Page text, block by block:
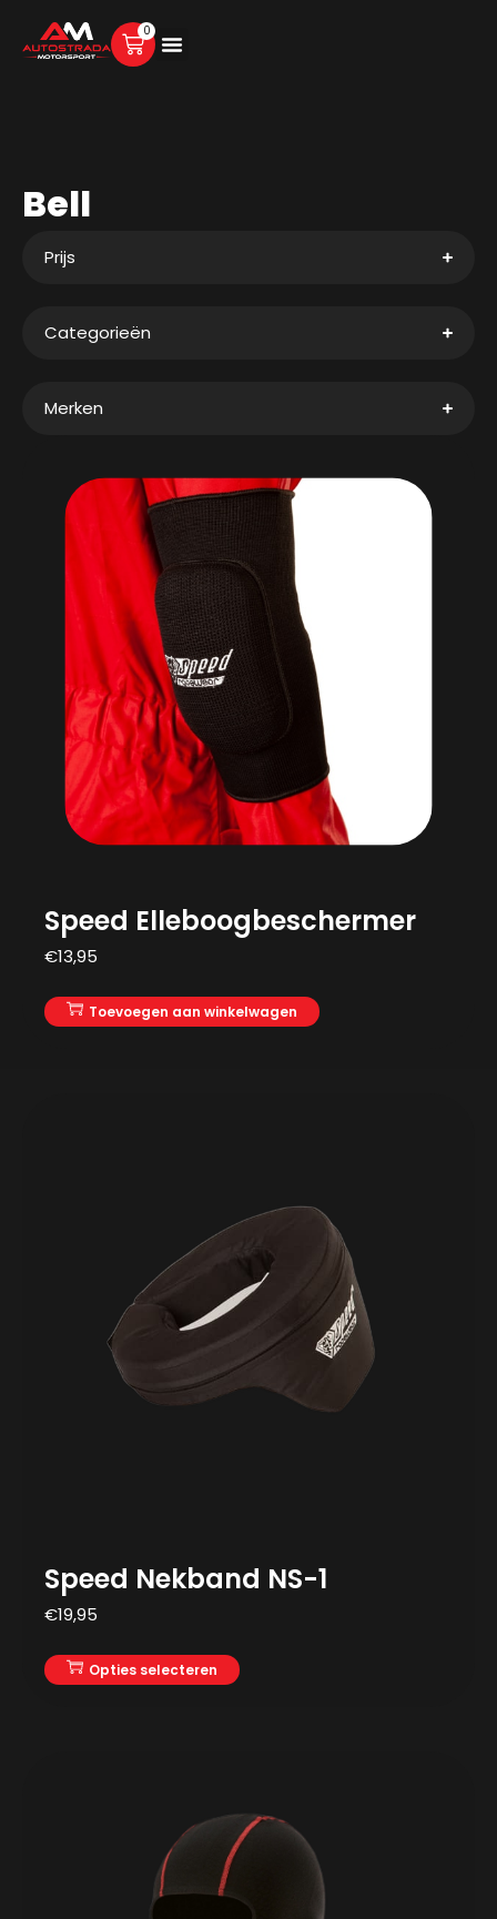
0
Bell
Prijs
Categorieën
Merken
Speed Elleboogbeschermer
€13,95
Toevoegen aan winkelwagen
Speed Nekband NS-1
€19,95
Opties selecteren